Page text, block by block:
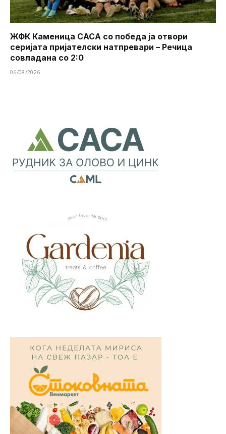
ЖФК Каменица САСА со победа ја отвори
серијата пријателски натпревари – Речица
совладана со 2:0
06/08/2026